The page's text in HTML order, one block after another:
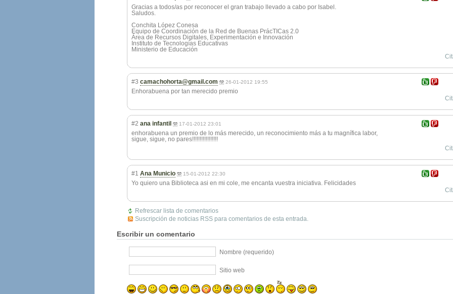
Gracias a todos/as por reconocer el gran trabajo llevado a cabo por Isabel.
Saludos.
Conchita López Conesa
Equipo de Coordinación de la Red de Buenas PrácTICas 2.0
Área de Recursos Digitales, Experimentación e Innovación
Instituto de Tecnologías Educativas
Ministerio de Educación
#3 camachohorta@gmail.com 26-01-2012 19:55
Enhorabuena por tan merecido premio
#2 ana infantil 17-01-2012 23:01
enhorabuena un premio de lo más merecido, un reconocimiento más a tu magnífica labor,
sigue, sigue, no pares!!!!!!!!!!!!!!!!!
#1 Ana Municio 15-01-2012 22:30
Yo quiero una Biblioteca asi en mi cole, me encanta vuestra iniciativa. Felicidades
Refrescar lista de comentarios
Suscripción de noticias RSS para comentarios de esta entrada.
Escribir un comentario
Nombre (requerido)
Sitio web